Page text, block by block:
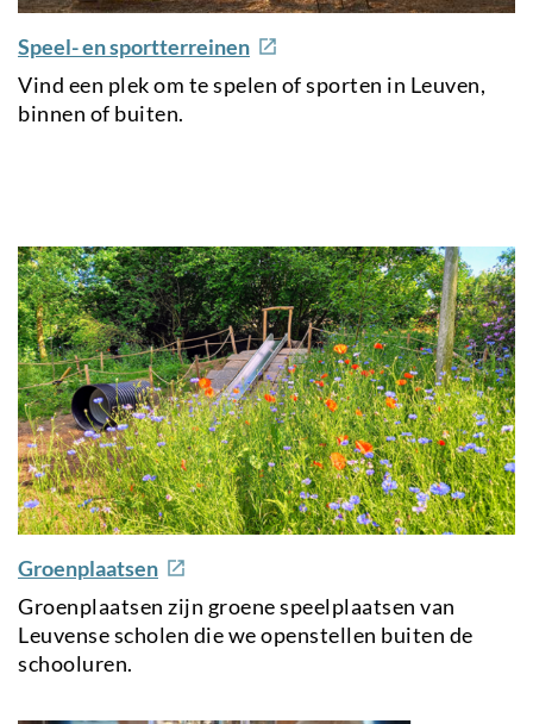
Speel- en sportterreinen
e
x
t
e
l
l
i
n
k
Vind een plek om te spelen of sporten in Leuven,
binnen of buiten.
Groenplaatsen
e
x
t
Groenplaatsen zijn groene speelplaatsen van
Leuvense scholen die we openstellen buiten de
schooluren.